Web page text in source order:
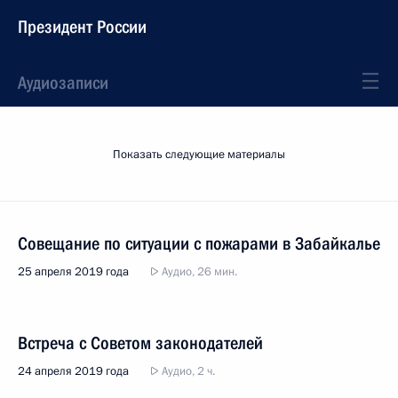
Президент России
Аудиозаписи
Показать следующие материалы
Совещание по ситуации с пожарами в Забайкалье
25 апреля 2019 года Аудио, 26 мин.
Встреча с Советом законодателей
24 апреля 2019 года Аудио, 2 ч.